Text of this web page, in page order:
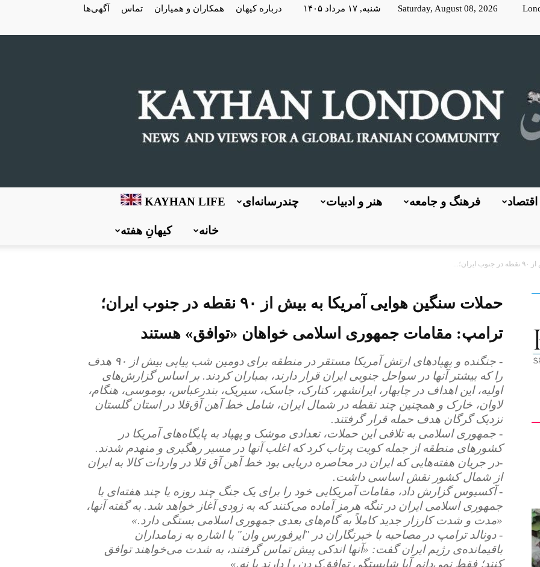
Saturday, August 08, 2026 شنبه, ۱۷ مرداد ۱۴۰۵ درباره کیهان همکاران و همیاران تماس آگهی‌ها
کیهان
لندن
KAYHAN LIFE چندرسانه‌ای هنر و ادبیات فرهنگ و جامعه اقتصاد
کیهانِ هفته خانه
حملات سنگین هوایی آمریکا به بیش از ۹۰ نقطه در جنوب ایران؛
ترامپ: مقامات جمهوری اسلامی خواهان «توافق» هستند
- جنگنده و پهپادهای ارتش آمریکا مستقر در منطقه برای دومین شب پیاپی بیش از ۹۰ هدف
را که بیشتر آنها در سواحل جنوبی ایران قرار دارند، بمباران کردند. بر اساس گزارش‌های
اولیه، این اهداف در چابهار، ایرانشهر، کنارک، جاسک، سیریک، بندرعباس، بوموسی، هنگام،
لاوان، خارک و همچنین چند نقطه در شمال ایران، شامل خط آهن آق‌قلا در استان گلستان
نزدیک گرگان هدف حمله قرار گرفتند.
- جمهوری اسلامی به تلافی این حملات، تعدادی موشک و پهپاد به پایگاه‌های آمریکا در
کشورهای منطقه از جمله کویت پرتاب کرد که اغلب آنها در مسیر رهگیری و منهدم شدند.
-در جریان هفته‌هایی که ایران در محاصره دریایی بود خط آهن آق قلا در واردات کالا به ایران
از شمال کشور نقش اساسی داشت.
- آکسیوس گزارش داد، مقامات آمریکایی خود را برای یک جنگ چند روزه یا چند هفته‌ای با
جمهوری اسلامی ایران در تنگه هرمز آماده می‌کنند که به زودی آغاز خواهد شد. به گفته آنها،
«مدت و شدت کارزار جدید کاملاً به گام‌های بعدی جمهوری اسلامی بستگی دارد.»
- دونالد ترامپ در مصاحبه با خبرنگاران در "ایرفورس وان" با اشاره به زمامداران
باقیمانده‌ی رژیم ایران گفت: «آنها اندکی پیش تماس گرفتند، به‌ شدت می‌خواهند توافق
کنند؛ فقط نمی‌دانم آیا شایستگی توافق‌کردن را دارند یا نه.»